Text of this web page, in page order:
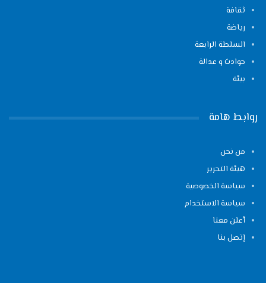
ثقافة
رياضة
السلطة الرابعة
حوادث و عدالة
بيئة
روابط هامة
من نحن
هيئة التحرير
سياسة الخصوصية
سياسة الاستخدام
أعلن معنا
إتصل بنا